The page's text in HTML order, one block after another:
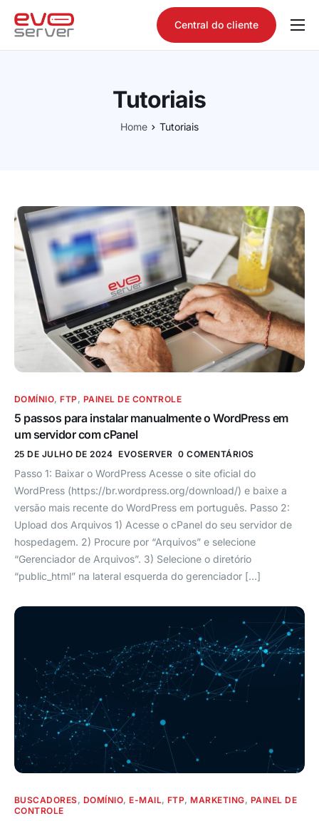
Quem somos
Consultar domínio
Central do cliente
Tutoriais
Home Tutoriais
DOMÍNIO,FTP, PAINEL DE CONTROLE
5 passos para instalar manualmente o WordPress em
um servidor com cPanel
25 DE JULHO DE 2024 EVOSERVER 0 COMENTÁRIOS
Passo 1: Baixar o WordPress Acesse o site oficial do
WordPress (https://br.wordpress.org/download/) e baixe a
versão mais recente do WordPress em português. Passo 2:
Upload dos Arquivos 1) Acesse o cPanel do seu servidor de
hospedagem. 2) Procure por “Arquivos” e selecione
“Gerenciador de Arquivos”. 3) Selecione o diretório
“public_html” na lateral esquerda do gerenciador […]
BUSCADORES, DOMÍNIO,E-MAIL, FTP,MARKETING, PAINEL DE
CONTROLE